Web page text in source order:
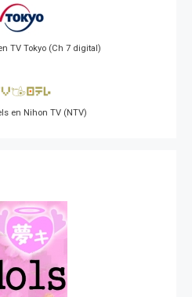
TV Tokyo (Ch 7 digital)
en Nihon TV (NTV)